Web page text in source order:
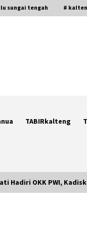
sungai tengah #
TABIRkalteng
Hadiri OKK PWI,